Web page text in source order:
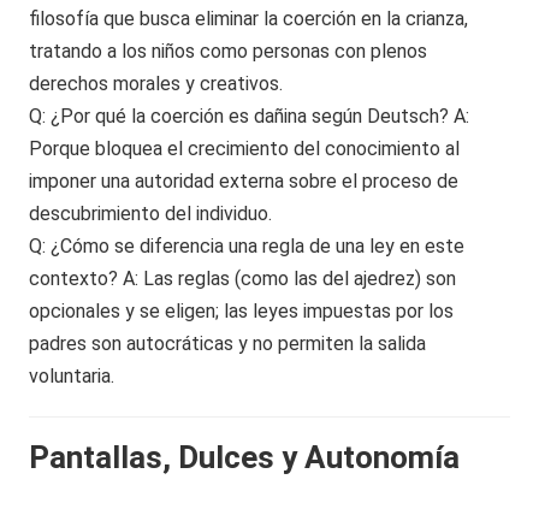
filosofía que busca eliminar la coerción en la crianza,
tratando a los niños como personas con plenos
derechos morales y creativos.
Q: ¿Por qué la coerción es dañina según Deutsch? A:
Porque bloquea el crecimiento del conocimiento al
imponer una autoridad externa sobre el proceso de
descubrimiento del individuo.
Q: ¿Cómo se diferencia una regla de una ley en este
contexto? A: Las reglas (como las del ajedrez) son
opcionales y se eligen; las leyes impuestas por los
padres son autocráticas y no permiten la salida
voluntaria.
Pantallas, Dulces y Autonomía